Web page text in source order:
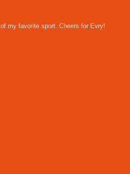
my favorite sport. Cheers for Evry!